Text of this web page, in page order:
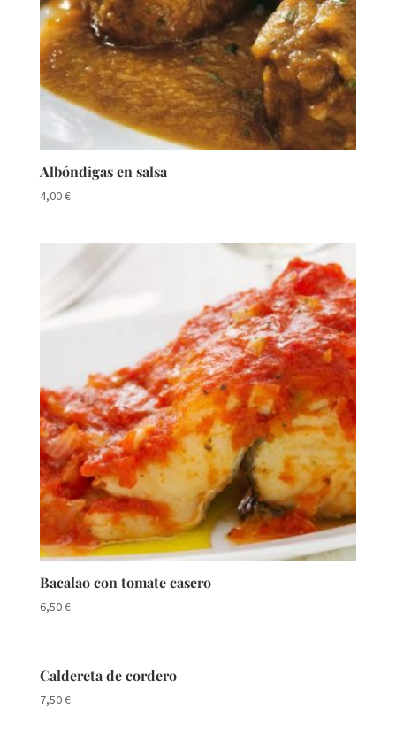
Albóndigas en salsa
4,00€
Bacalao con tomate casero
6,50€
Caldereta de cordero
7,50€